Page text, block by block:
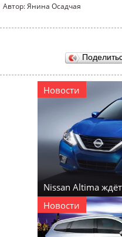
Автор: Янина Осадчая
Новости
Nissan Altima
Новости